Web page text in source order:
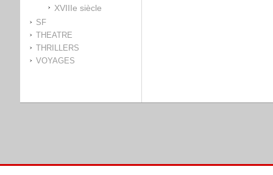
XVIIIe siècle
SF
THEATRE
THRILLERS
VOYAGES